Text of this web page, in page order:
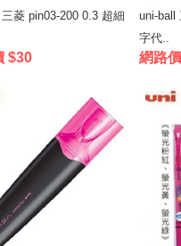
菱 pin03-200 0.3 超細
$30
uni-ball
字代..
網路